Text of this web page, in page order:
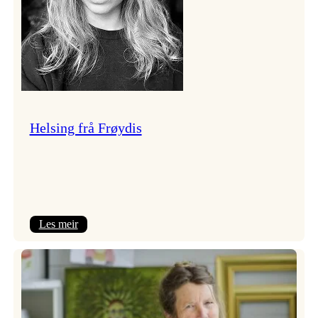
Helsing frå Frøydis
Les meir:
frå
Frøydis